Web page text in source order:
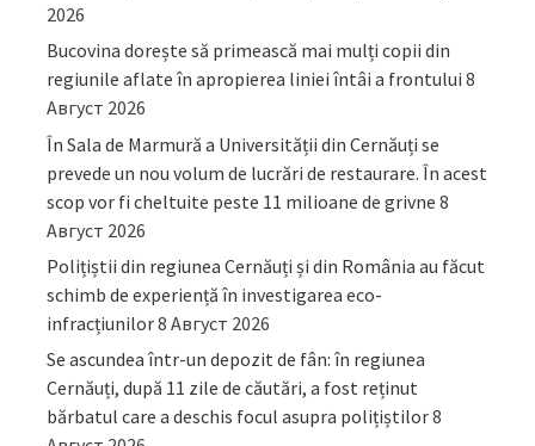
2026
Bucovina dorește să primească mai mulți copii din
regiunile aflate în apropierea liniei întâi a frontului 8
Август 2026
În Sala de Marmură a Universității din Cernăuți se
prevede un nou volum de lucrări de restaurare. În acest
scop vor fi cheltuite peste 11 milioane de grivne 8
Август 2026
Polițiștii din regiunea Cernăuți și din România au făcut
schimb de experiență în investigarea eco-
infracțiunilor8 Август 2026
Se ascundea într-un depozit de fân: în regiunea
Cernăuți, după 11 zile de căutări, a fost reținut
bărbatul care a deschis focul asupra polițiștilor8